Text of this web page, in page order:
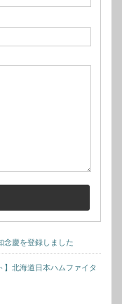
念慶を登録しました
】北海道日本ハムファイタ